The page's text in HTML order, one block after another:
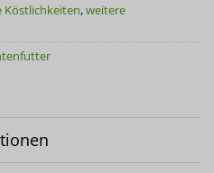
Köstlichkeiten,weitere